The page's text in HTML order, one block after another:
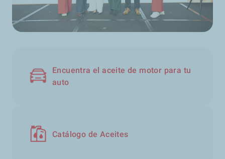
Encuentra el aceite de motor para tu
auto
Catálogo de Aceites